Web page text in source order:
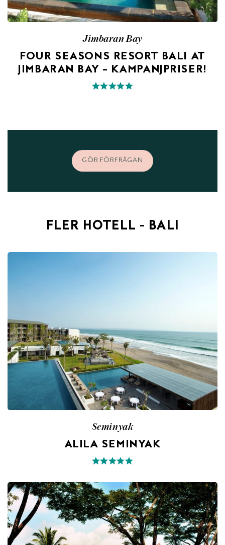
Jimbaran Bay
FOUR SEASONS RESORT BALI AT
JIMBARAN BAY – KAMPANJPRISER!
GÖR FÖRFRÅGAN
FLER HOTELL - BALI
Seminyak
ALILA SEMINYAK